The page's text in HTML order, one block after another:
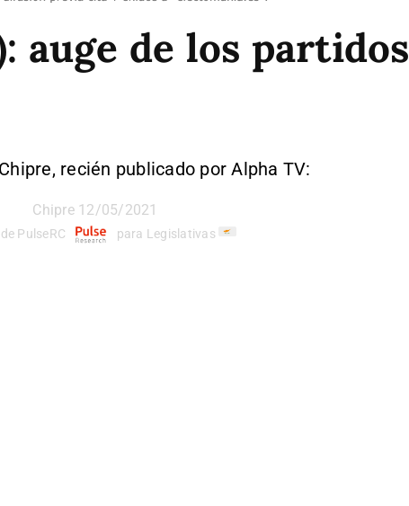
auge de los partidos
recién publicado por Alpha TV:
Chipre 12/05/2021
PulseRC para Legislativas